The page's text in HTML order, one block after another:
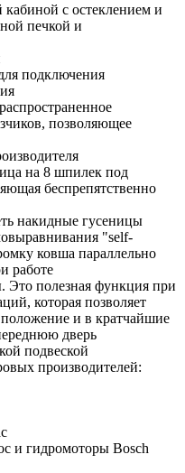
с остеклением и
печкой и
подключения
позволяющее
на 8 шпилек под
беспрепятственно
накидные гусеницы
"self-
ковша параллельно
работе
полезная функция при
которая позволяет
и в кратчайшие
дверь
подвеской
производителей:
и гидромоторы Bosch